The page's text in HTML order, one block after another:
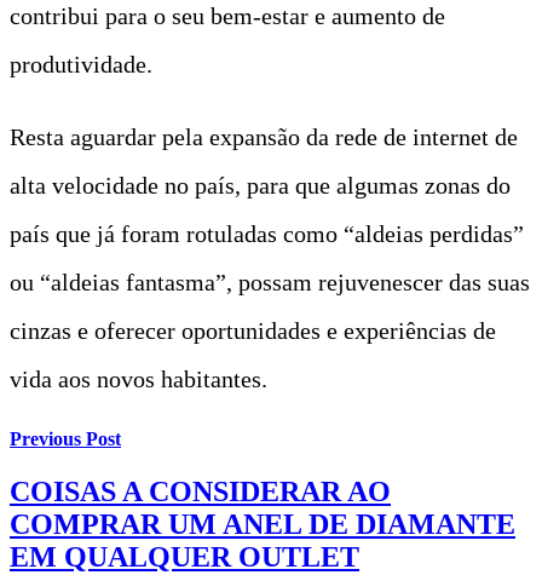
contribui para o seu bem-estar e aumento de
produtividade.
Resta aguardar pela expansão da rede de internet de
alta velocidade no país, para que algumas zonas do
país que já foram rotuladas como “aldeias perdidas”
ou “aldeias fantasma”, possam rejuvenescer das suas
cinzas e oferecer oportunidades e experiências de
vida aos novos habitantes.
Previous Post
COISAS A CONSIDERAR AO
COMPRAR UM ANEL DE DIAMANTE
EM QUALQUER OUTLET